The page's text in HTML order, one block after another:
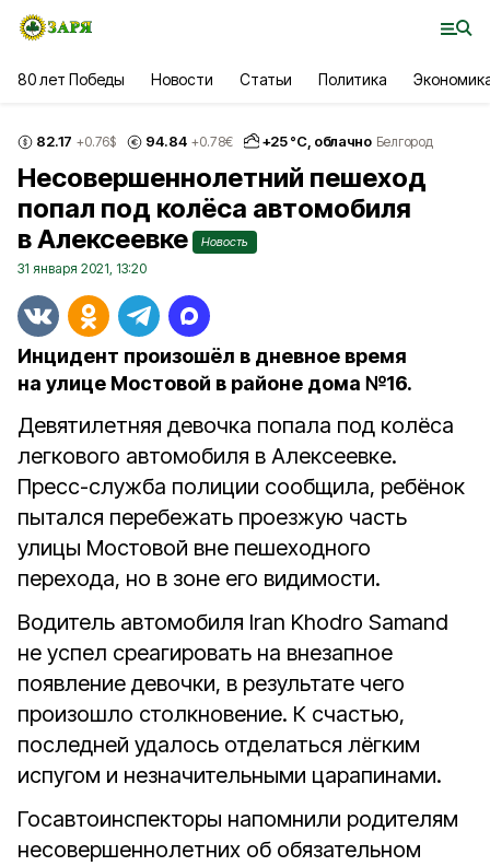
80 лет Победы Новости Статьи Политика
82.17 +0.76$ 94.84 +0.78€ +25°С, облачно Белгород
Несовершеннолетний пешеход
попал под колёса автомобиля
в Алексеевке
Новость
31 января 2021, 13:20
Инцидент произошёл в дневное время
на улице Мостовой в районе дома №16.
Девятилетняя девочка попала под колёса
легкового автомобиля в Алексеевке.
Пресс-служба полиции сообщила, ребёнок
пытался перебежать проезжую часть
улицы Мостовой вне пешеходного
перехода, но в зоне его видимости.
Водитель автомобиля Iran Khodro Samand
не успел среагировать на внезапное
появление девочки, в результате чего
произошло столкновение. К счастью,
последней удалось отделаться лёгким
испугом и незначительными царапинами.
Госавтоинспекторы напомнили родителям
несовершеннолетних об обязательном